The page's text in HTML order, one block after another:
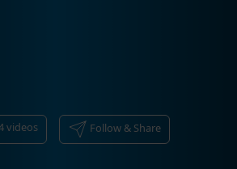
videos Follow & Share